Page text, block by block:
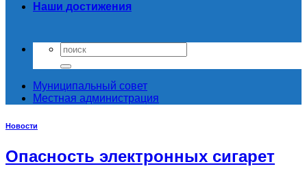
Наши достижения
Муниципальный совет
Местная администрация
Новости
Опасность электронных сигарет